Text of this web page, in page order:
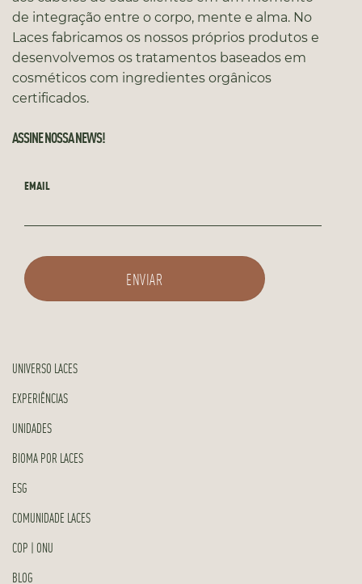
de integração entre o corpo, mente e alma. No
Laces fabricamos os nossos próprios produtos e
desenvolvemos os tratamentos baseados em
cosméticos com ingredientes orgânicos
certificados.
ASSINE NOSSA NEWS!
EMAIL
UNIVERSO LACES
EXPERIÊNCIAS
UNIDADES
BIOMA POR LACES
ESG
COMUNIDADE LACES
COP | ONU
BLOG